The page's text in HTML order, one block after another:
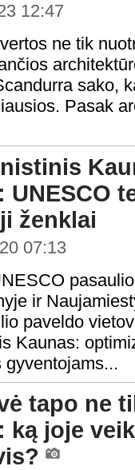
12:47
ne tik
sako,
Pasak
UNESCO
ženklai
07:13
ir
paveldo
Kaunas:
gyventojams...
tapo ne
ką joje